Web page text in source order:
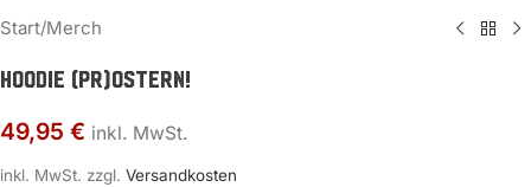
Start/Merch
Hoodie (Pr)Ostern!
49,95 € inkl. MwSt.
inkl. MwSt. zzgl. Versandkosten